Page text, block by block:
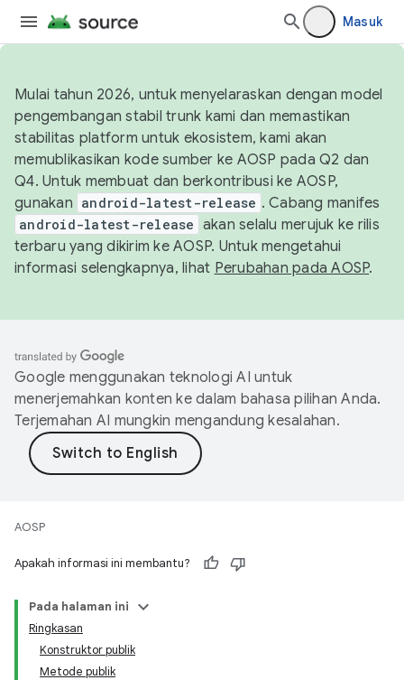
Masuk
Mulai tahun 2026, untuk menyelaraskan dengan model
pengembangan stabil trunk kami dan memastikan
stabilitas platform untuk ekosistem, kami akan
memublikasikan kode sumber ke AOSP pada Q2 dan
Q4. Untuk membuat dan berkontribusi ke AOSP,
gunakan android-latest-release . Cabang manifes
android-latest-release akan selalu merujuk ke rilis
terbaru yang dikirim ke AOSP. Untuk mengetahui
informasi selengkapnya, lihat Perubahan pada AOSP.
Google menggunakan teknologi AI untuk
menerjemahkan konten ke dalam bahasa pilihan Anda.
Terjemahan AI mungkin mengandung kesalahan.
AOSP
Apakah informasi ini membantu?
Pada halaman ini
Ringkasan
Konstruktor publik
Metode publik